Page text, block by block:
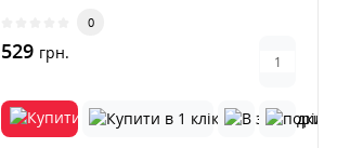
0
529 грн.